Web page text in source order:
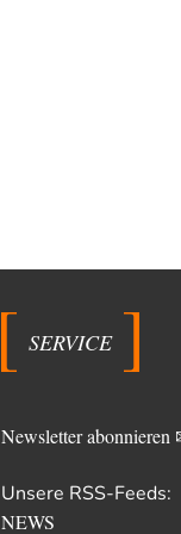
SERVICE
Newsletter abonnieren
Unsere RSS-Feeds:
NEWS